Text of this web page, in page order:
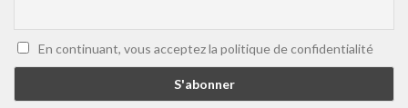
En continuant, vous acceptez la politique de confidentialité